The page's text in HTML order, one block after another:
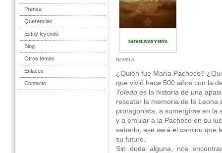
Prensa
Querencias
Estoy leyendo
Blog
Otros temas
Enlaces
Contacto
NOVELA
¿Quién fue María Pacheco?
que vivió hace 500 años con la
Toledo es la historia de una
rescatar la memoria de la Leona
protagonista, a sumergirse en la
y a emular a la Pacheco en su
saberlo, ese será el camino que
su futuro.
Sin duda alguna, nos